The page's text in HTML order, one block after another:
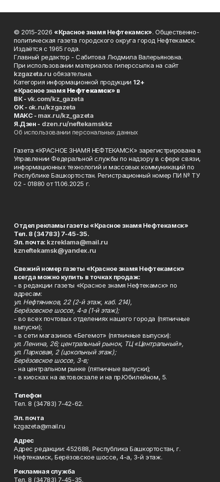
© 2015-2026 «Красное знамя Нефтекамск». Общественно-
политическая газета городского округа город Нефтекамск.
Издаётся с 1965 года.
Главный редактор - Сабитова Людмила Валерьяновна.
При использовании материалов гиперссылка на сайт
kzgazeta.ru обязательна.
Категория информационной продукции 12+
«Красное знамя Нефтекамск» в
ВК -vk.com/kz_gazeta
ОК - ok.ru/kzgazeta
MAKC - max.ru/kz_gazeta
Я.Дзен - dzen.ru/neftekamskkz
Об использовании персональных данных
Газета «КРАСНОЕ ЗНАМЯ НЕФТЕКАМСК» зарегистрирована в
Управлении Федеральной службы по надзору в сфере связи,
информационных технологий и массовых коммуникаций по
Республике Башкортостан. Регистрационный номер ПИ № ТУ
02 - 01880 от 11.06.2025 г.
Отдел рекламы газеты «Красное знамя Нефтекамск»
Тел. 8 (34783) 7-45-35.
Эл. почта: kzreklama@mail.ru
kzneftekamsk@yandex.ru
Свежий номер газеты «Красное знамя Нефтекамск»
всегда можно купить в точках продаж:
- в редакции газеты «Красное знамя Нефтекамск» по
адресам:
ул. Нефтяников, 22 (2-й этаж, каб. 214),
Берёзовское шоссе, 4-а (1-й этаж);
- во всех почтовых отделениях нашего города (пятничные
выпуски);
- в сети магазинов «Бегемот» (пятничные выпуски):
ул. Ленина, 26; центральный рынок, ТЦ «Центральный»,
ул. Парковая, 2 (цокольный этаж);
Берёзовское шоссе, 3-в;
- на центральном рынке (пятничные выпуски);
- в киосках на автовокзале и на пр.Юбилейном, 5.
Телефон
Тел. 8 (34783) 7-42-62.
Эл. почта
kzgazeta@mail.ru
Адрес
Адрес редакции: 452688, Республика Башкортостан, г.
Нефтекамск, Берёзовское шоссе, 4-а, 3-й этаж.
Рекламная служба
Тел. 8 (34783) 7-45-35.